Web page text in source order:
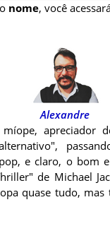
nome, você
Alexandre
apreciador
e claro, o bom
de Michael
quase tudo,